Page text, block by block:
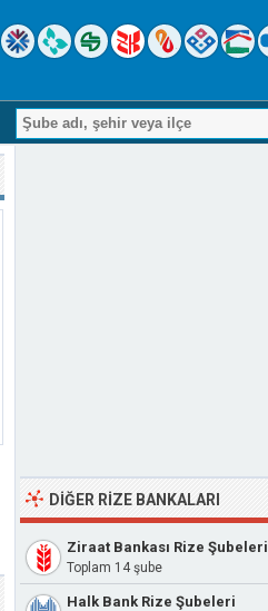
DIĞER RIZE BANKALARI
Ziraat Bankası Rize Şubeleri
Toplam 14 şube
Halk Bank Rize Şubeleri